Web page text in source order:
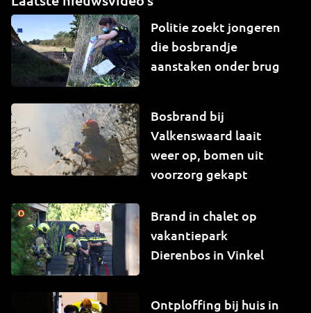
Politie zoekt jongeren
die bosbrandje
aanstaken onder brug
Bosbrand bij
Valkenswaard laait
weer op, bomen uit
voorzorg gekapt
Brand in chalet op
vakantiepark
Dierenbos in Vinkel
Ontploffing bij huis in